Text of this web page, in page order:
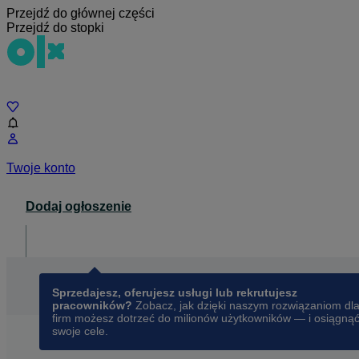
Przejdź do głównej części
Przejdź do stopki
Twoje konto
Dodaj ogłoszenie
Sprzedajesz, oferujesz usługi lub rekrutujesz
pracowników? Zobacz, jak dzięki naszym rozwiązaniom dla
firm możesz dotrzeć do milionów użytkowników — i osiągnąć
swoje cele.